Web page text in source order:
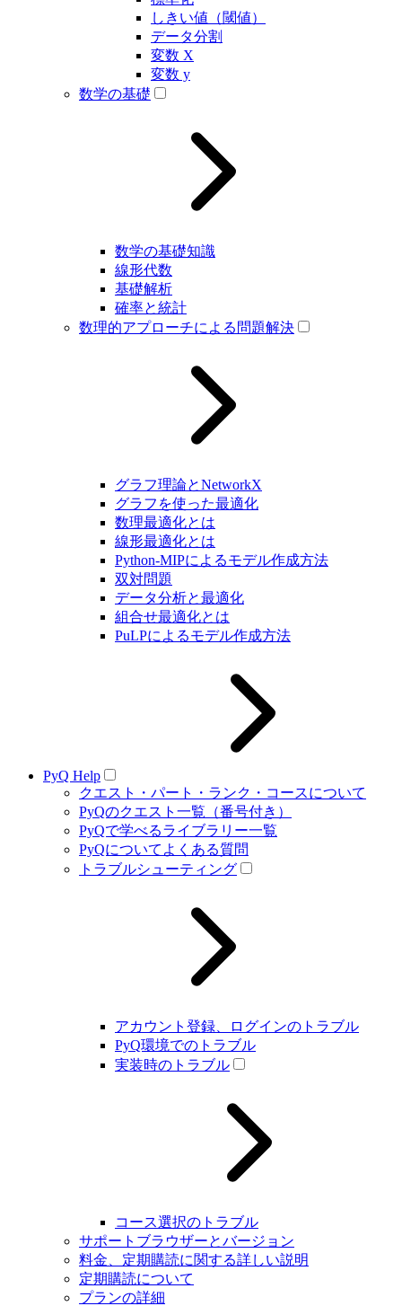
しきい値（閾値）
データ分割
変数 X
変数 y
数学の基礎
数学の基礎知識
線形代数
基礎解析
確率と統計
数理的アプローチによる問題解決
グラフ理論とNetworkX
グラフを使った最適化
数理最適化とは
線形最適化とは
Python-MIPによるモデル作成方法
双対問題
データ分析と最適化
組合せ最適化とは
PuLPによるモデル作成方法
PyQ Help
クエスト・パート・ランク・コースについて
PyQのクエスト一覧（番号付き）
PyQで学べるライブラリー一覧
PyQについてよくある質問
トラブルシューティング
アカウント登録、ログインのトラブル
PyQ環境でのトラブル
実装時のトラブル
コース選択のトラブル
サポートブラウザーとバージョン
料金、定期購読に関する詳しい説明
定期購読について
プランの詳細